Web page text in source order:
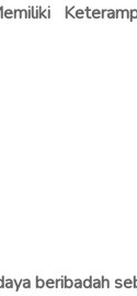
beribadah